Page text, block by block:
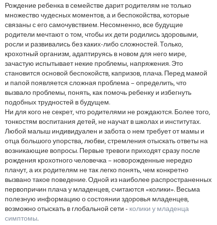
Рождение ребенка в семействе дарит родителям не только
множество чудесных моментов, а и беспокойства, которые
связаны с его самочувствием. Несомненно, все будущие
родители мечтают о том, чтобы их дети родились здоровыми,
росли и развивались без каких-либо сложностей. Только,
крохотный организм, адаптируясь в новом для него мире,
зачастую испытывает некие проблемы, напряжения. Это
становится основой беспокойств, капризов, плача. Перед мамой
и папой появляется сложная проблема – определить, что
вызвало проблемы, понять, как помочь ребенку и избегнуть
подобных трудностей в будущем.
Ни для кого не секрет, что родителями не рождаются. Более того,
тонкостям воспитания детей, не научат в школах и институтах.
Любой малыш индивидуален и забота о нем требует от мамы и
отца большого упорства, любви, стремления отыскать ответы на
возникающие вопросы. Первые тревоги приходят сразу после
рождения крохотного человечка – новорожденные нередко
плачут, а их родителям не так легко понять, чем конкретно
вызвано такое поведение. Одной из наиболее распространенных
первопричин плача у младенцев, считаются «колики». Весьма
полезную информацию о состоянии здоровья младенцев,
возможно отыскать в глобальной сети - колики у младенца
симптомы.